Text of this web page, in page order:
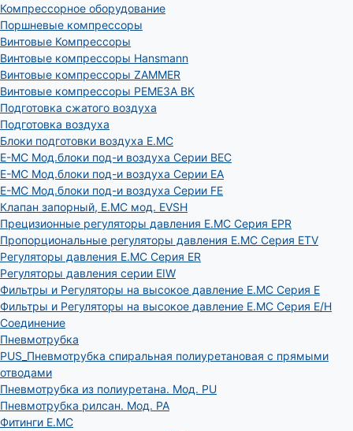
Компрессорное оборудование
Поршневые компрессоры
Винтовые Компрессоры
Винтовые компрессоры Hansmann
Винтовые компрессоры ZAMMER
Винтовые компрессоры РЕМЕЗА ВК
Подготовка сжатого воздуха
Подготовка воздуха
Блоки подготовки воздуха E.MC
E-MC Мод.блоки под-и воздуха Серии BEC
E-MC Мод.блоки под-и воздуха Серии EA
E-MC Мод.блоки под-и воздуха Серии FE
Клапан запорный, E.MC мод. EVSH
Прецизионные регуляторы давления E.MC Серия EPR
Пропорциональные регуляторы давления E.MC Серия ETV
Регуляторы давления E.MC Серия ER
Регуляторы давления серии EIW
Фильтры и Регуляторы на высокое давление E.MC Серия E
Фильтры и Регуляторы на высокое давление E.MC Серия E/H
Соединение
Пневмотрубка
PUS_Пневмотрубка спиральная полиуретановая с прямыми
отводами
Пневмотрубка из полиуретана. Мод. РU
Пневмотрубка рилсан. Мод. PA
Фитинги E.MC